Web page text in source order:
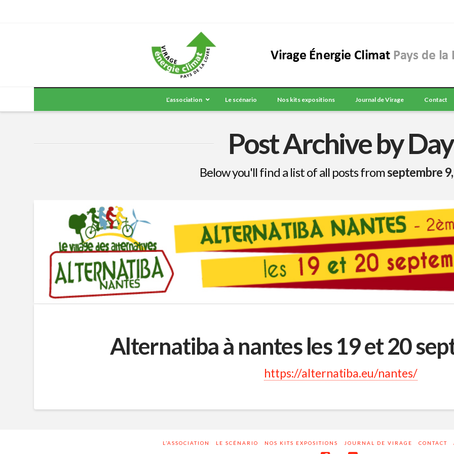
L’association Le scénario Nos kits expositions Journal de Virage Contact
Post Archive by Day
Below you'll find a list of all posts fromseptembre
Alternatiba à nantes les 19 et 20
https://alternatiba.eu/nantes/
L’ASSOCIATION LE SCÉNARIO NOS KITS EXPOSITIONS JOURNAL DE VIRAGE CONTACT